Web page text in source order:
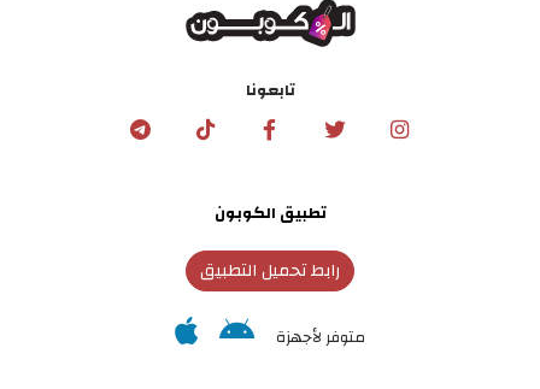
تابعونا
تطبيق الكوبون
رابط تحميل التطبيق
متوفر لأجهزة